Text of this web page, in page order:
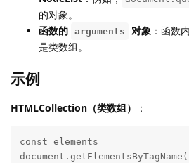
的对象。
函数的 arguments 对象 ：函数
是类数组。
示例
HTMLCollection（类数组） ：
const elements =